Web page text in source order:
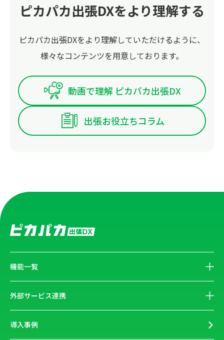
ピカパカ出張DXをより理解する
ピカパカ出張DXをより理解していただけるように、
様々なコンテンツを用意しております。
動画で理解 ピカパカ出張DX
出張お役立ちコラム
機能一覧
外部サービス連携
導入事例